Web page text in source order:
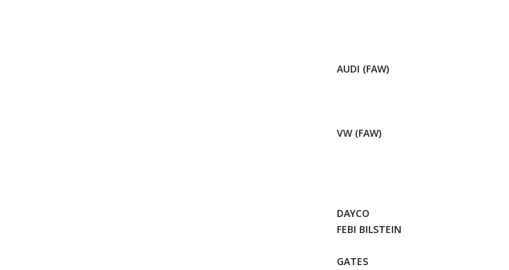
AUDI (FAW)
VW (FAW)
DAYCO
FEBI BILSTEIN
GATES